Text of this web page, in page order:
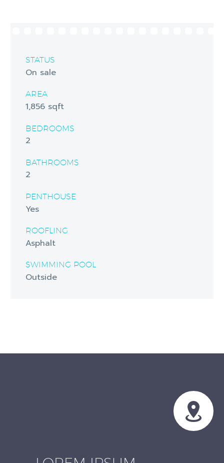
STATUS
On sale
AREA
1,856 sqft
BEDROOMS
2
BATHROOMS
2
PENTHOUSE
Yes
ROOFLING
Asphalt
SWIMMING POOL
Outside

